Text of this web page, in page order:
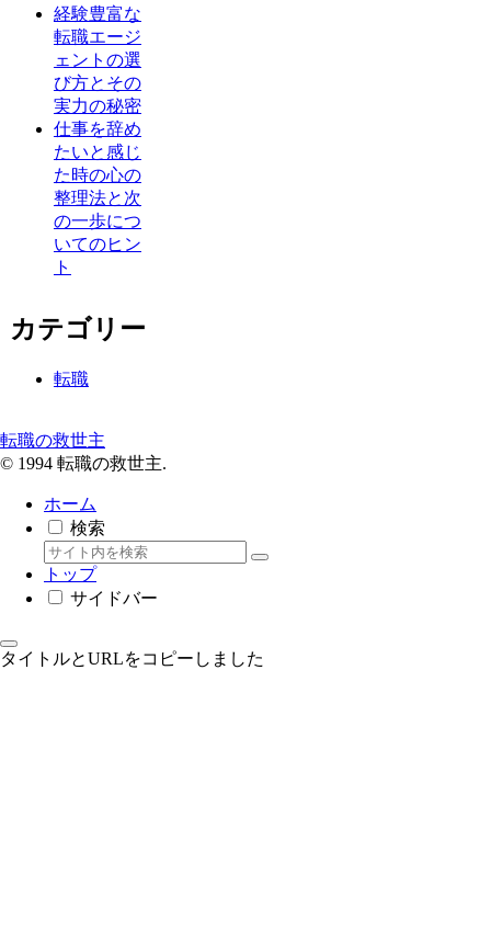
経験豊富な
転職エージ
ェントの選
び方とその
実力の秘密
仕事を辞め
たいと感じ
た時の心の
整理法と次
の一歩につ
いてのヒン
ト
カテゴリー
転職
転職の救世主
© 1994 転職の救世主.
ホーム
検索
トップ
サイドバー
タイトルとURLをコピーしました